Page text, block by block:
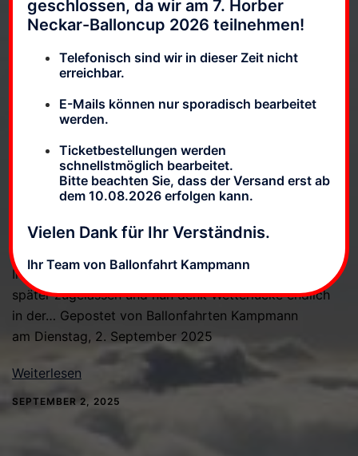
Wir waren beim Glücksgefühle Festival. Nicht normal
zu Fuß, nein in der Luft ☀️ Dort wo wir zu Hause
sind. Nach zwei… Gepostet von Ballonfahrten
Kampmann am Sonntag, 14. September 2025
Weiterlesen
Jungfernfahrt Stadtwerke
D-OBKA
Im Februar bestellt, im Juli geliefert, zwei Wochen
später zugelassen und nun denk Wetterlücke endlich
in der… Gepostet von Ballonfahrten Kampmann
am Dienstag, 2. September 2025
Weiterlesen
SEPTEMBER 2, 2025
geschlossen, da wir am 7. Horber
Neckar-Balloncup 2026 teilnehmen!
Telefonisch sind wir in dieser Zeit nicht
erreichbar.
E-Mails können nur sporadisch bearbeitet
werden.
Ticketbestellungen werden
schnellstmöglich bearbeitet.
Bitte beachten Sie, dass der Versand erst ab
dem 10.08.2026 erfolgen kann.
Vielen Dank für Ihr Verständnis.
Ihr Team von Ballonfahrt Kampmann